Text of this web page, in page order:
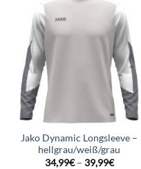
Jako Dynamic Longsleeve –
hellgrau/weiß/grau
34,99€– 39,99€